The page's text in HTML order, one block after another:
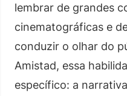
lembrar de grandes
cinematográficas e
conduzir o olhar do
Amistad, essa
específico: a